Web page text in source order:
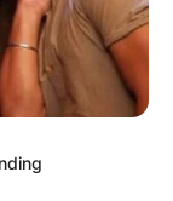
в суд
полицейского,
района
обвиняют в
военного
(ч. 2